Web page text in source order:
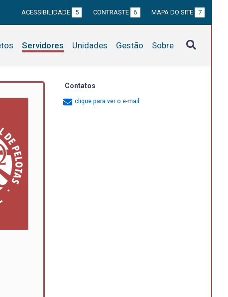
ACESSIBILIDADE 5 CONTRASTE 6 MAPA DO SITE 7
Servidores Unidades Gestão Sobre
Contatos
clique para ver o e-mail